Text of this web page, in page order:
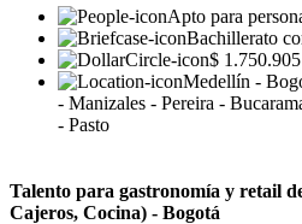
Apto para
Bachillerato
$
Medellín -
- Manizales - Pereira -
- Pasto
Talento para gastronomía y retail
Cajeros, Cocina) - Bogotá